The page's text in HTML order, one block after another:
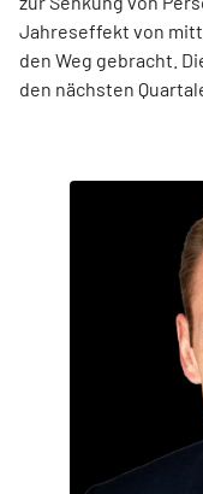
Jahreseffekt von
den Weg gebracht.
den nächsten